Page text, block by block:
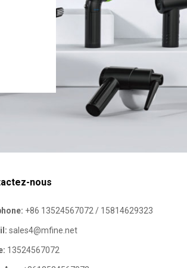
nous
+86 13524567072 / 15814629323
sales4@mfine.net
13524567072